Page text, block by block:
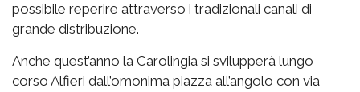
possibile reperire attraverso i tradizionali canali di
grande distribuzione.
Anche quest’anno la Carolingia si svilupperà lungo
corso Alfieri dall’omonima piazza all’angolo con via